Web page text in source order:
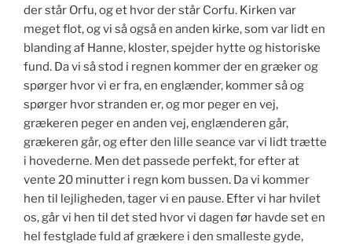
der står Orfu, og et hvor der står Corfu. Kirken var
meget flot, og vi så også en anden kirke, som var lidt en
blanding af Hanne, kloster, spejder hytte og historiske
fund. Da vi så stod i regnen kommer der en græker og
spørger hvor vi er fra, en englænder, kommer så og
spørger hvor stranden er, og mor peger en vej,
grækeren peger en anden vej, englænderen går,
grækeren går, og efter den lille seance var vi lidt trætte
i hovederne. Men det passede perfekt, for efter at
vente 20 minutter i regn kom bussen. Da vi kommer
hen til lejligheden, tager vi en pause. Efter vi har hvilet
os, går vi hen til det sted hvor vi dagen før havde set en
hel festglade fuld af grækere i den smalleste gyde,